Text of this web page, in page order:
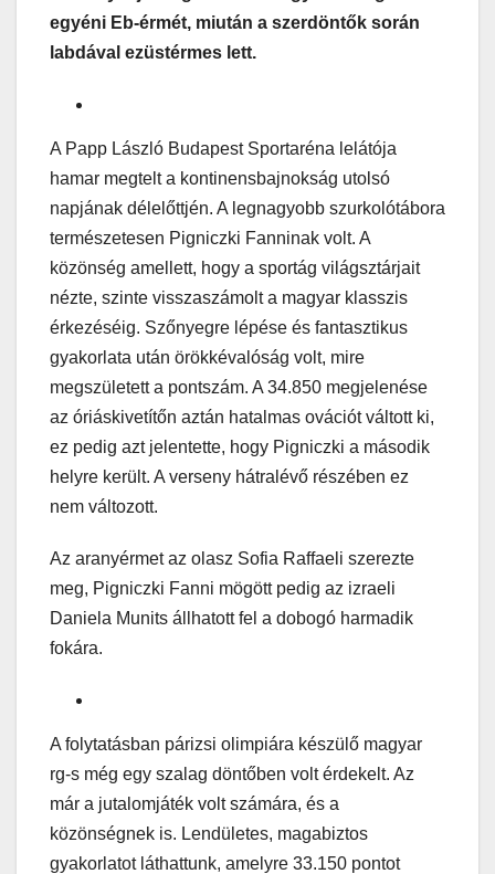
egyéni Eb-érmét, miután a szerdöntők során
labdával ezüstérmes lett.
A Papp László Budapest Sportaréna lelátója
hamar megtelt a kontinensbajnokság utolsó
napjának délelőttjén. A legnagyobb szurkolótábora
természetesen Pigniczki Fanninak volt. A
közönség amellett, hogy a sportág világsztárjait
nézte, szinte visszaszámolt a magyar klasszis
érkezéséig. Szőnyegre lépése és fantasztikus
gyakorlata után örökkévalóság volt, mire
megszületett a pontszám. A 34.850 megjelenése
az óriáskivetítőn aztán hatalmas ovációt váltott ki,
ez pedig azt jelentette, hogy Pigniczki a második
helyre került. A verseny hátralévő részében ez
nem változott.
Az aranyérmet az olasz Sofia Raffaeli szerezte
meg, Pigniczki Fanni mögött pedig az izraeli
Daniela Munits állhatott fel a dobogó harmadik
fokára.
A folytatásban párizsi olimpiára készülő magyar
rg-s még egy szalag döntőben volt érdekelt. Az
már a jutalomjáték volt számára, és a
közönségnek is. Lendületes, magabiztos
gyakorlatot láthattunk, amelyre 33.150 pontot